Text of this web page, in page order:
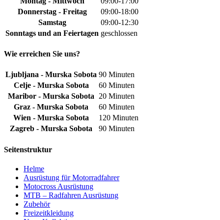
Donnerstag - Freitag
09:00-18:00
Samstag
09:00-12:30
Sonntags und an Feiertagen geschlossen
Wie erreichen Sie uns?
Ljubljana - Murska Sobota 90 Minuten
Celje - Murska Sobota
60 Minuten
Maribor - Murska Sobota
20 Minuten
Graz - Murska Sobota
60 Minuten
Wien - Murska Sobota
120 Minuten
Zagreb - Murska Sobota
90 Minuten
Seitenstruktur
Helme
Ausrüstung für Motorradfahrer
Motocross Ausrüstung
MTB – Radfahren Ausrüstung
Zubehör
Freizeitkleidung